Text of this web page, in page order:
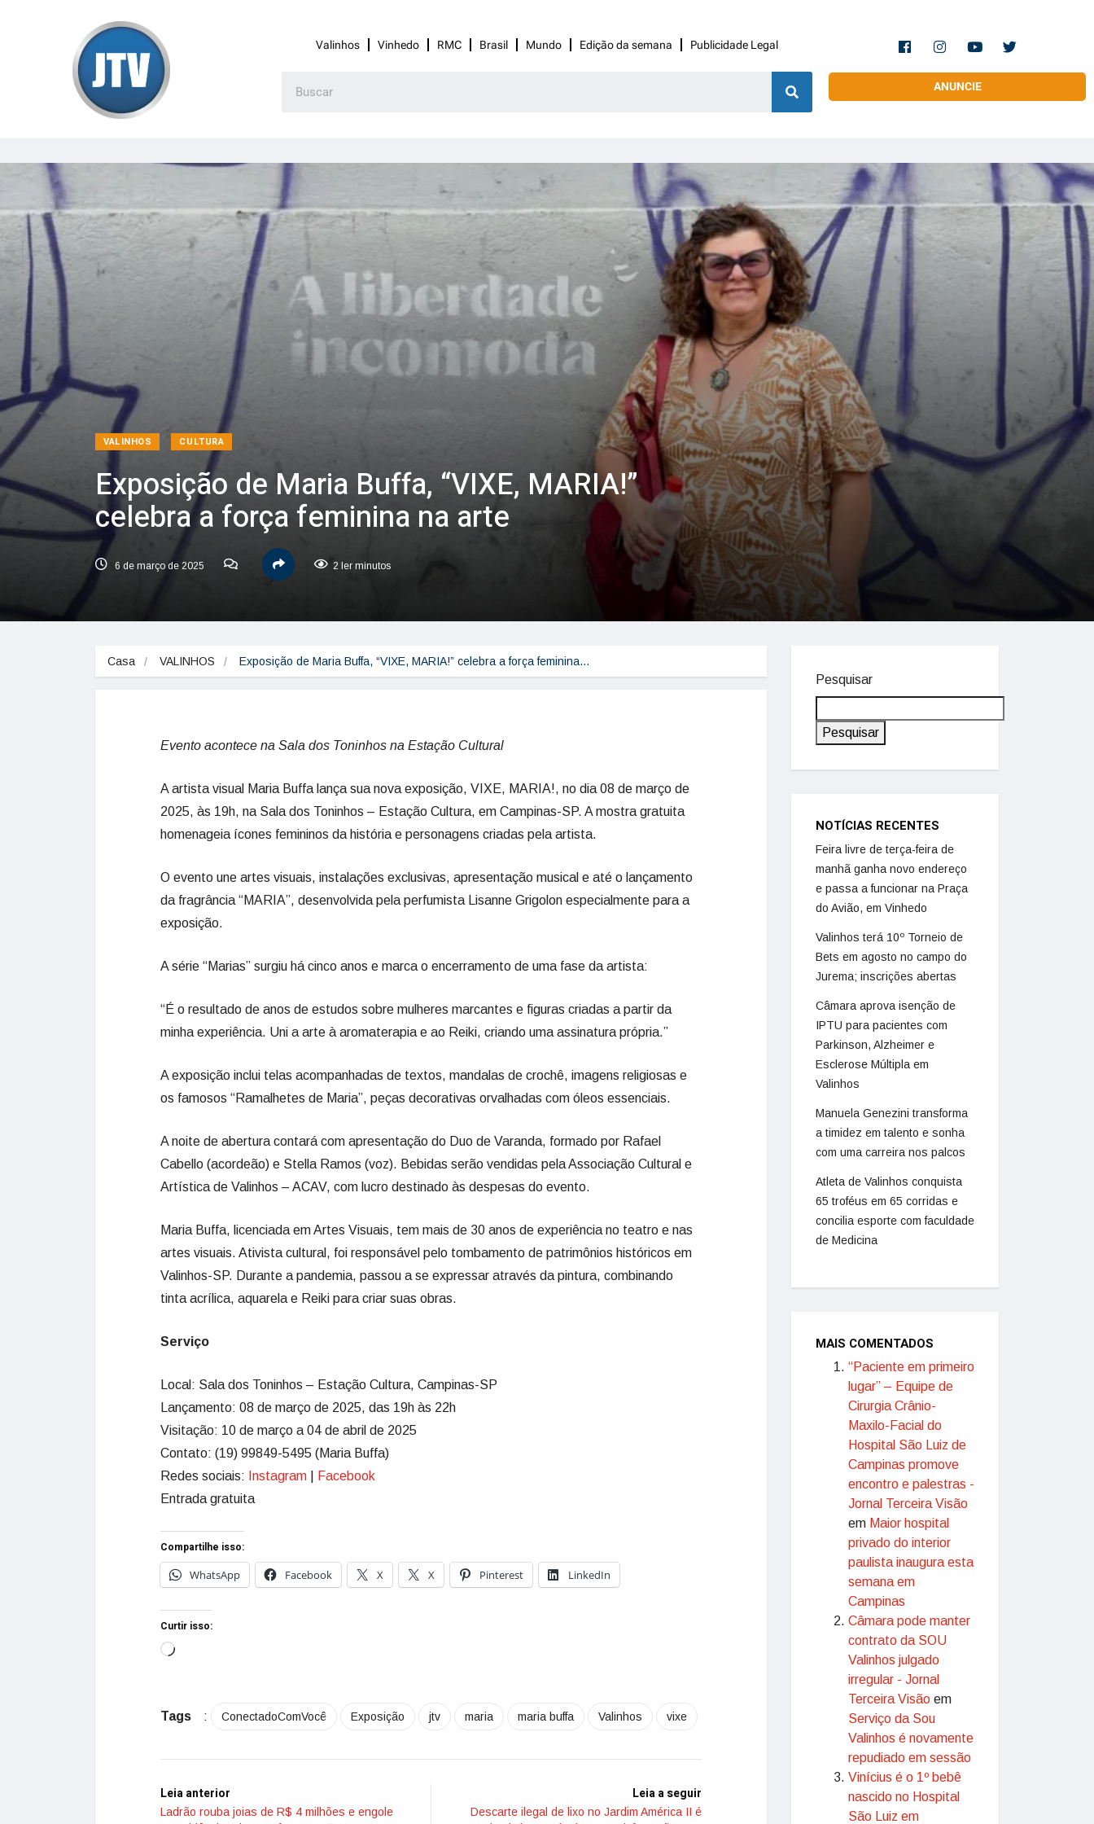
Valinhos Vinhedo RMC Brasil Mundo Edição da semana Publicidade Legal
ANUNCIE
VALINHOS CULTURA
Exposição de Maria Buffa, “VIXE, MARIA!”
celebra a força feminina na arte
6 de março de 2025 2 ler minutos
Casa VALINHOS Exposição de Maria Buffa, “VIXE, MARIA!” celebra a força feminina…
Evento acontece na Sala dos Toninhos na Estação Cultural
A artista visual Maria Buffa lança sua nova exposição, VIXE, MARIA!, no dia 08 de março de
2025, às 19h, na Sala dos Toninhos – Estação Cultura, em Campinas-SP. A mostra gratuita
homenageia ícones femininos da história e personagens criadas pela artista.
O evento une artes visuais, instalações exclusivas, apresentação musical e até o lançamento
da fragrância “MARIA”, desenvolvida pela perfumista Lisanne Grigolon especialmente para a
exposição.
A série “Marias” surgiu há cinco anos e marca o encerramento de uma fase da artista:
“É o resultado de anos de estudos sobre mulheres marcantes e figuras criadas a partir da
minha experiência. Uni a arte à aromaterapia e ao Reiki, criando uma assinatura própria.”
A exposição inclui telas acompanhadas de textos, mandalas de crochê, imagens religiosas e
os famosos “Ramalhetes de Maria”, peças decorativas orvalhadas com óleos essenciais.
A noite de abertura contará com apresentação do Duo de Varanda, formado por Rafael
Cabello (acordeão) e Stella Ramos (voz). Bebidas serão vendidas pela Associação Cultural e
Artística de Valinhos – ACAV, com lucro destinado às despesas do evento.
Maria Buffa, licenciada em Artes Visuais, tem mais de 30 anos de experiência no teatro e nas
artes visuais. Ativista cultural, foi responsável pelo tombamento de patrimônios históricos em
Valinhos-SP. Durante a pandemia, passou a se expressar através da pintura, combinando
tinta acrílica, aquarela e Reiki para criar suas obras.
Serviço
Local: Sala dos Toninhos – Estação Cultura, Campinas-SP
Lançamento: 08 de março de 2025, das 19h às 22h
Visitação: 10 de março a 04 de abril de 2025
Contato: (19) 99849-5495 (Maria Buffa)
Redes sociais: Instagram
Facebook
Entrada gratuita
Compartilhe isso:
WhatsApp
Facebook X X Pinterest LinkedIn
Curtir isso:
Tags : ConectadoComVocê Exposição jtv maria maria buffa Valinhos vixe
Leia anterior
Ladrão rouba joias de R$ 4 milhões e engole
Leia a seguir
Descarte ilegal de lixo no Jardim América II é
Pesquisar
Pesquisar
NOTÍCIAS RECENTES
Feira livre de terça-feira de
manhã ganha novo endereço
e passa a funcionar na Praça
do Avião, em Vinhedo
Valinhos terá 10º Torneio de
Bets em agosto no campo do
Jurema; inscrições abertas
Câmara aprova isenção de
IPTU para pacientes com
Parkinson, Alzheimer e
Esclerose Múltipla em
Valinhos
Manuela Genezini transforma
a timidez em talento e sonha
com uma carreira nos palcos
Atleta de Valinhos conquista
65 troféus em 65 corridas e
concilia esporte com faculdade
de Medicina
MAIS COMENTADOS
“Paciente em primeiro
lugar” – Equipe de
Cirurgia Crânio-
Maxilo-Facial do
Hospital São Luiz de
Campinas promove
encontro e palestras -
Jornal Terceira Visão
em Maior hospital
privado do interior
paulista inaugura esta
semana em
Campinas
Câmara pode manter
contrato da SOU
Valinhos julgado
irregular - Jornal
Terceira Visão em
Serviço da Sou
Valinhos é novamente
repudiado em sessão
Vinícius é o 1º bebê
nascido no Hospital
São Luiz em